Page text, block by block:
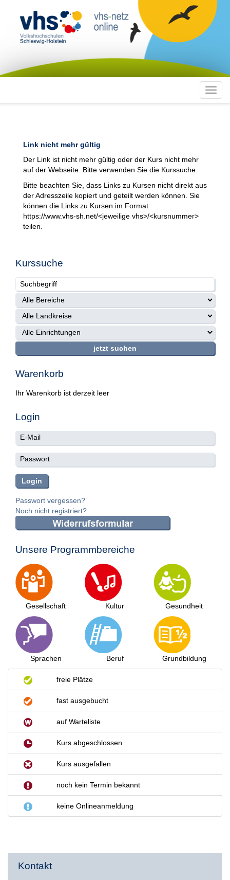
Link nicht mehr gültig
Der Link ist nicht mehr gültig oder der Kurs nicht mehr
auf der Webseite. Bitte verwenden Sie die Kurssuche.
Bitte beachten Sie, dass Links zu Kursen nicht direkt aus
der Adresszeile kopiert und geteilt werden können. Sie
können die Links zu Kursen im Format
https://www.vhs-sh.net/<jeweilige vhs>/<kursnummer>
teilen.
Kurssuche
Warenkorb
Ihr Warenkorb ist derzeit leer
Login
Passwort vergessen?
Noch nicht registriert?
Unsere Programmbereiche
Gesellschaft
Sprachen
Kultur
Beruf
Gesundheit
Grundbildung
freie Plätze
fast ausgebucht
auf Warteliste
Kurs abgeschlossen
Kurs ausgefallen
noch kein Termin bekannt
keine Onlineanmeldung
Kontakt